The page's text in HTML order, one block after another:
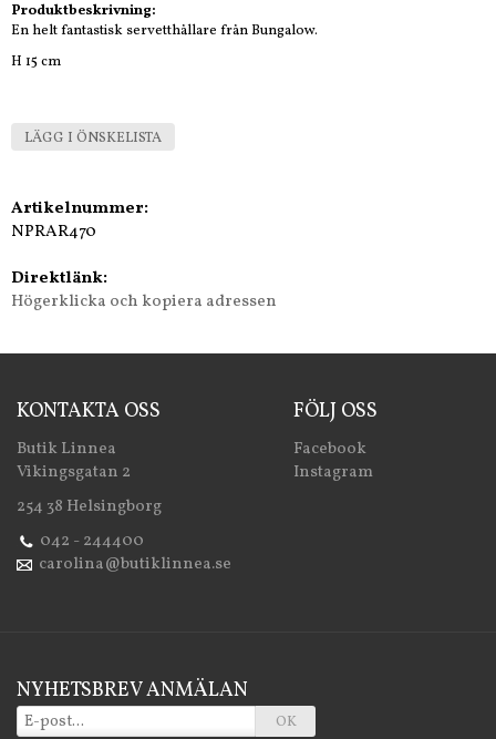
Produktbeskrivning:
En helt fantastisk servetthållare från Bungalow.
H 15 cm
LÄGG I ÖNSKELISTA
Artikelnummer:
NPRAR470
Direktlänk:
Högerklicka och kopiera adressen
KONTAKTA OSS
Butik Linnea
Vikingsgatan 2
254 38 Helsingborg
042 - 244400
carolina@butiklinnea.se
FÖLJ OSS
Facebook
Instagram
NYHETSBREV ANMÄLAN
OK